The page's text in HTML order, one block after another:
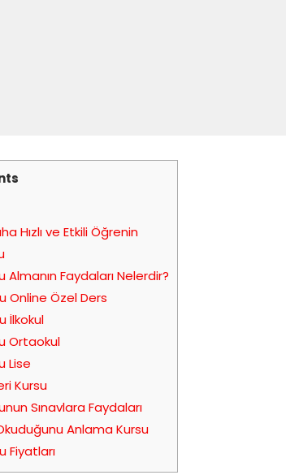
Hızlı ve Etkili Öğrenin
Almanın Faydaları Nelerdir?
Online Özel Ders
İlkokul
Ortaokul
Lise
Kursu
Sınavlara Faydaları
Anlama Kursu
Fiyatları